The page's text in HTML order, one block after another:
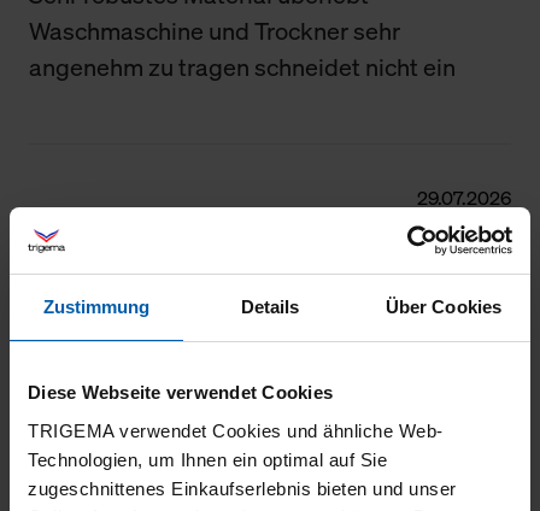
Zustimmung Details Über Cookies
Diese Webseite verwendet Cookies
TRIGEMA verwendet Cookies und ähnliche Web-
Technologien, um Ihnen ein optimal auf Sie
zugeschnittenes Einkaufserlebnis bieten und unser
Waschmaschine und Trockner sehr
angenehm zu tragen schneidet nicht ein
29.07.2026
27.06.2026
5